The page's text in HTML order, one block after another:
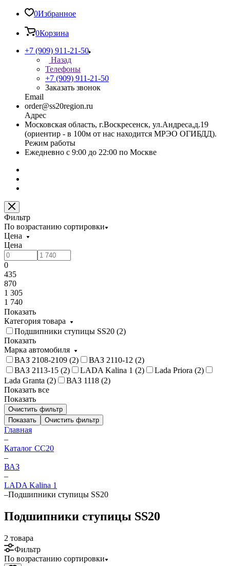
0Избранное
0Корзина
+7 (909) 911-21-50
Назад
Телефоны
+7 (909) 911-21-50
Заказать звонок
Email
order@ss20region.ru
Адрес
Московская область, г.Воскресенск, ул.Андреса,д.19
(ориентир - в 100м от нас находится МРЭО ОГИБДД).
Режим работы
Ежедневно с 9:00 до 22:00 по Москве
Фильтр
По возрастанию сортировки
Цена
Цена
0
435
870
1 305
1 740
Показать
Категория товара
Подшипники ступицы SS20 (2)
Показать
Марка автомобиля
ВАЗ 2108-2109 (2) ВАЗ 2110-12 (2)
ВАЗ 2113-15 (2) LADA Kalina 1 (2) Lada Priora (2)
Lada Granta (2) ВАЗ 1118 (2)
Показать все
Показать
Очистить фильтр
Показать
Очистить фильтр
Главная
–
Каталог CC20
–
ВАЗ
–
LADA Kalina 1
–Подшипники ступицы SS20
Подшипники ступицы SS20
2 товара
Фильтр
По возрастанию сортировки